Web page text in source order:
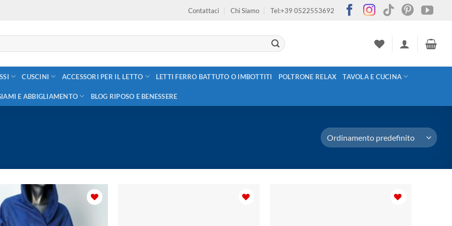
Contattaci Chi Siamo Tel:+39 0522553692
CUSCINI ACCESSORI PER IL LETTO LETTI FERRO BATTUTO O IMBOTTITI POLTRONE RELAX TAVOLA E CUCINA
E ABBIGLIAMENTO BLOG RIPOSO E BENESSERE